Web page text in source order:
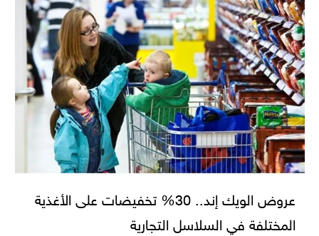
عروض الويك إند.. 30% تخفيضات على الأغذية
المختلفة في السلاسل التجارية